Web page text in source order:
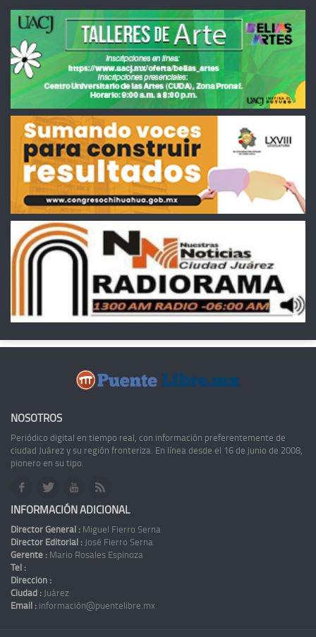
NOSOTROS
Periódico digital en tiempo real, con información preferentemente de
ciudad Juárez y su región fronteriza. En línea desde el 16 de junio de 2008,
pionero en su tipo.
INFORMACIÓN ADICIONAL
Director General : Miguel Fierro Serna
Director Editorial : José Fierro Serna
Gerente : Mario Rosales Espinoza
Tel :
Dirección :
Ciudad : Juárez
Email : información@puentelibre.mx